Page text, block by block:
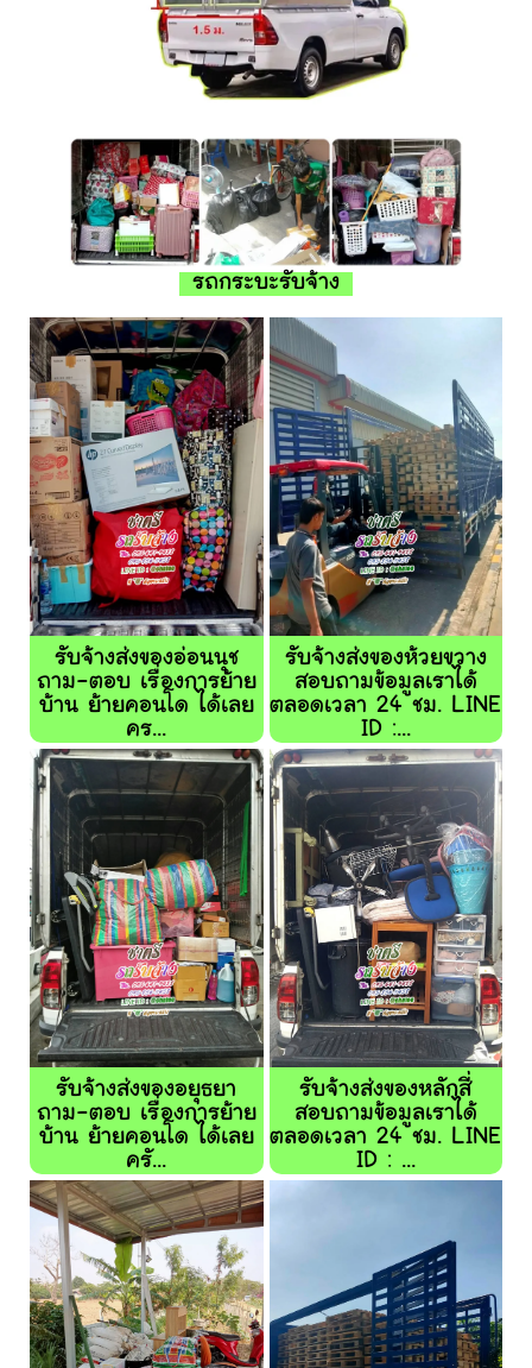
รถกระบะรับจ้าง
รับจ้างส่งของอ่อนนุช
ถาม-ตอบ เรื่องการย้าย
บ้าน ย้ายคอนโด ได้เลย
คร...
รับจ้างส่งของห้วยขวาง
สอบถามข้อมูลเราได้
ตลอดเวลา 24 ชม. LINE
ID :...
รับจ้างส่งของอยุธยา
ถาม-ตอบ เรื่องการย้าย
บ้าน ย้ายคอนโด ได้เลย
ครั...
รับจ้างส่งของหลักสี่
สอบถามข้อมูลเราได้
ตลอดเวลา 24 ชม. LINE
ID : ...